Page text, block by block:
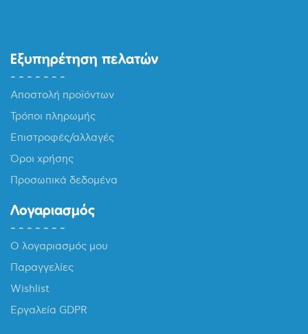
Εξυπηρέτηση πελατών
Αποστολή προϊόντων
Τρόποι πληρωμής
Επιστροφές/αλλαγές
Όροι χρήσης
Προσωπικά δεδομένα
Λογαριασμός
Ο λογαριασμός μου
Παραγγελίες
Wishlist
Εργαλεία GDPR